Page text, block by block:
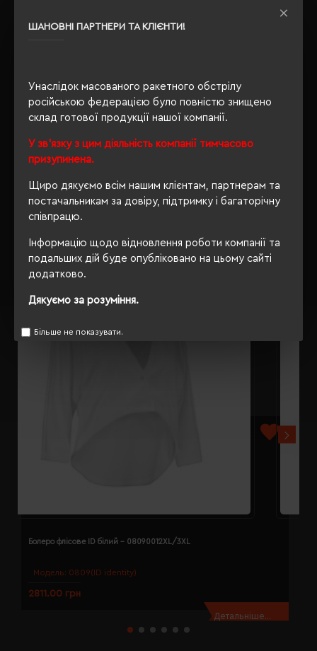
ШАНОВНІ ПАРТНЕРИ ТА КЛІЄНТИ!
Унаслідок масованого ракетного обстрілу
російською федерацією було повністю знищено
склад готової продукції нашої компанії.
У зв'язку з цим діяльність компанії тимчасово
призупинена.
Щиро дякуємо всім нашим клієнтам, партнерам та
постачальникам за довіру, підтримку і багаторічну
співпрацю.
Інформацію щодо відновлення роботи компанії та
подальших дій буде опубліковано на цьому сайті
додатково.
Дякуємо за розуміння.
Більше не показувати.
ОПИС
ВІДГУКИ
Модель: 0809(ID identity)
Болеро флісове ID білий - 08090012XL/3XL
2811.00 грн
Детальніше...